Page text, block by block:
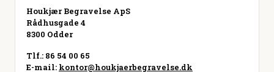
Houkjær Begravelse ApS
Rådhusgade 4
8300 Odder
Tlf.: 86 54 00 65
E-mail: kontor@houkjaerbegravelse.dk